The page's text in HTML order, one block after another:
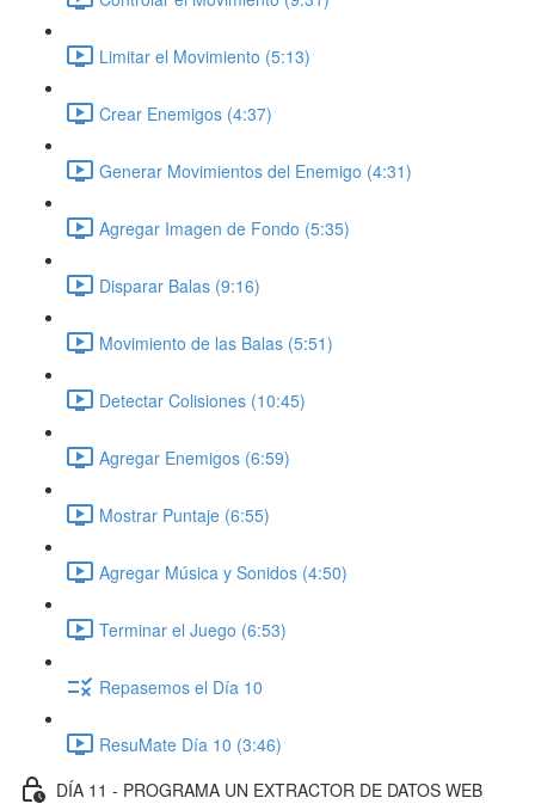
Limitar el Movimiento (5:13)
Crear Enemigos (4:37)
Generar Movimientos del Enemigo (4:31)
Agregar Imagen de Fondo (5:35)
Disparar Balas (9:16)
Movimiento de las Balas (5:51)
Detectar Colisiones (10:45)
Agregar Enemigos (6:59)
Mostrar Puntaje (6:55)
Agregar Música y Sonidos (4:50)
Terminar el Juego (6:53)
Repasemos el Día 10
ResuMate Día 10 (3:46)
DÍA 11 - PROGRAMA UN EXTRACTOR DE DATOS WEB